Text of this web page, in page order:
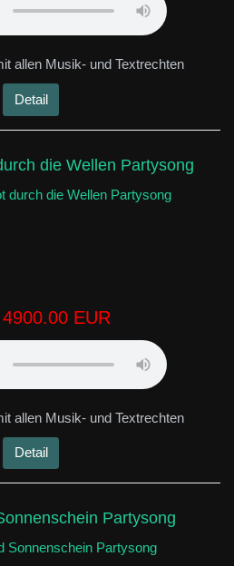
allen Musik- und Textrechten
Detail
die Wellen Partysong
4900.00 EUR
allen Musik- und Textrechten
Detail
Partysong